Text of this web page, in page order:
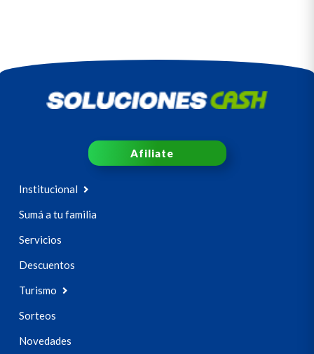
Afiliate
Institucional
Sumá a tu familia
Servicios
Descuentos
Turismo
Sorteos
Novedades